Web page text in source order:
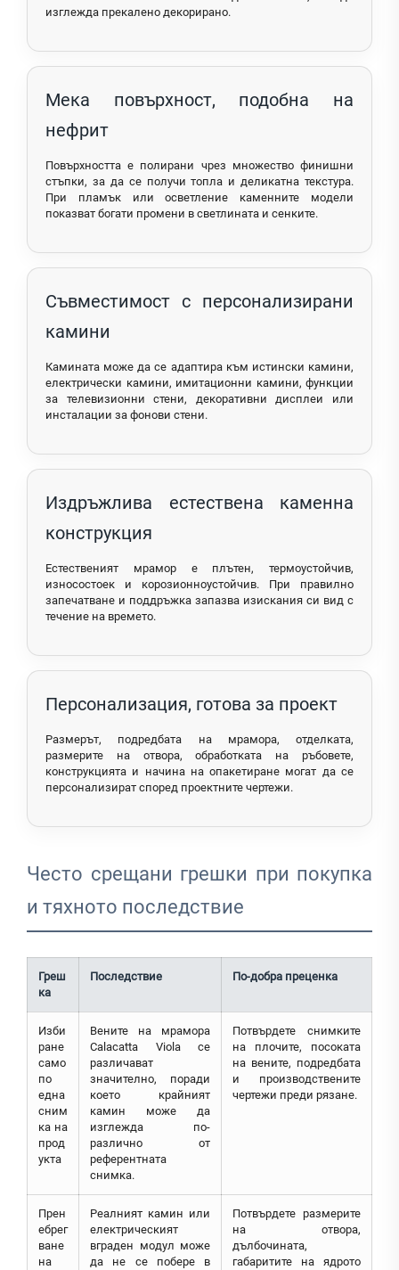
изглежда прекалено декорирано.
Мека повърхност, подобна на
нефрит
Повърхността е полирани чрез множество финишни
стъпки, за да се получи топла и деликатна текстура.
При пламък или осветление каменните модели
показват богати промени в светлината и сенките.
Съвместимост с персонализирани
камини
Камината може да се адаптира към истински камини,
електрически камини, имитационни камини, функции
за телевизионни стени, декоративни дисплеи или
инсталации за фонови стени.
Издръжлива естествена каменна
конструкция
Естественият мрамор е плътен, термоустойчив,
износостоек и корозионноустойчив. При правилно
запечатване и поддръжка запазва изискания си вид с
течение на времето.
Персонализация, готова за проект
Размерът, подредбата на мрамора, отделката,
размерите на отвора, обработката на ръбовете,
конструкцията и начина на опакетиране могат да се
персонализират според проектните чертежи.
Често срещани грешки при покупка
и тяхното последствие
Греш
ка
Последствие По-добра преценка
Изби
ране
само
по
една
сним
ка на
прод
укта
Вените на мрамора
Calacatta Viola се
различават
значително, поради
което крайният
камин може да
изглежда по-
различно от
референтната
снимка.
Потвърдете снимките
на плочите, посоката
на вените, подредбата
и производствените
чертежи преди рязане.
Прен
ебрег
ване
на
Реалният камин или
електрическият
вграден модул може
да не се побере в
Потвърдете размерите
на отвора,
дълбочината,
габаритите на ядрото